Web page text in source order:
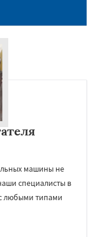
машины не
специалисты в
любыми типами